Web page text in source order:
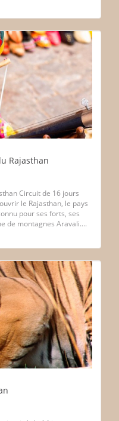
Rajasthan
Circuit de 16 jours
le Rajasthan, le pays
pour ses forts, ses
de montagnes Aravali....